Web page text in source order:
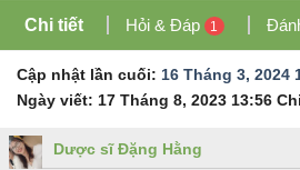
Chi tiết Hỏi & Đáp 1
Cập nhật lần cuối: 16 Tháng 3, 2024
Ngày viết: 17 Tháng 8, 2023 13:56
Dược sĩ Đặng Hằng